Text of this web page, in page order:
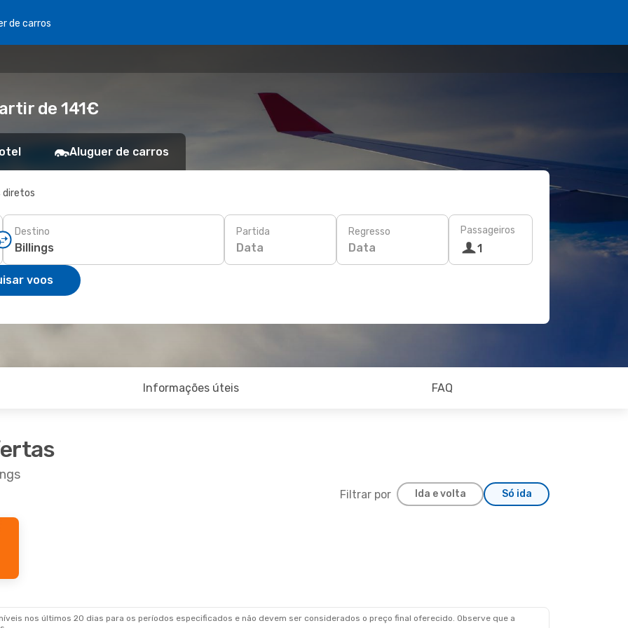
de carros
de 141€
Aluguer de carros
diretos
Destino Partida
Data
Regresso
Data
Passageiros
1
voos
Informações úteis FAQ
Filtrar por Ida e volta Só ida
nos últimos 20 dias para os períodos especificados e não devem ser considerados o preço final oferecido. Observe que a